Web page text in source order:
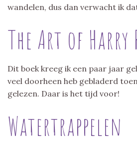
wandelen, dus dan verwacht ik
The Art of Harry
Dit boek kreeg ik een paar jaar
veel doorheen heb gebladerd
gelezen. Daar is het tijd voor!
Watertrappelen